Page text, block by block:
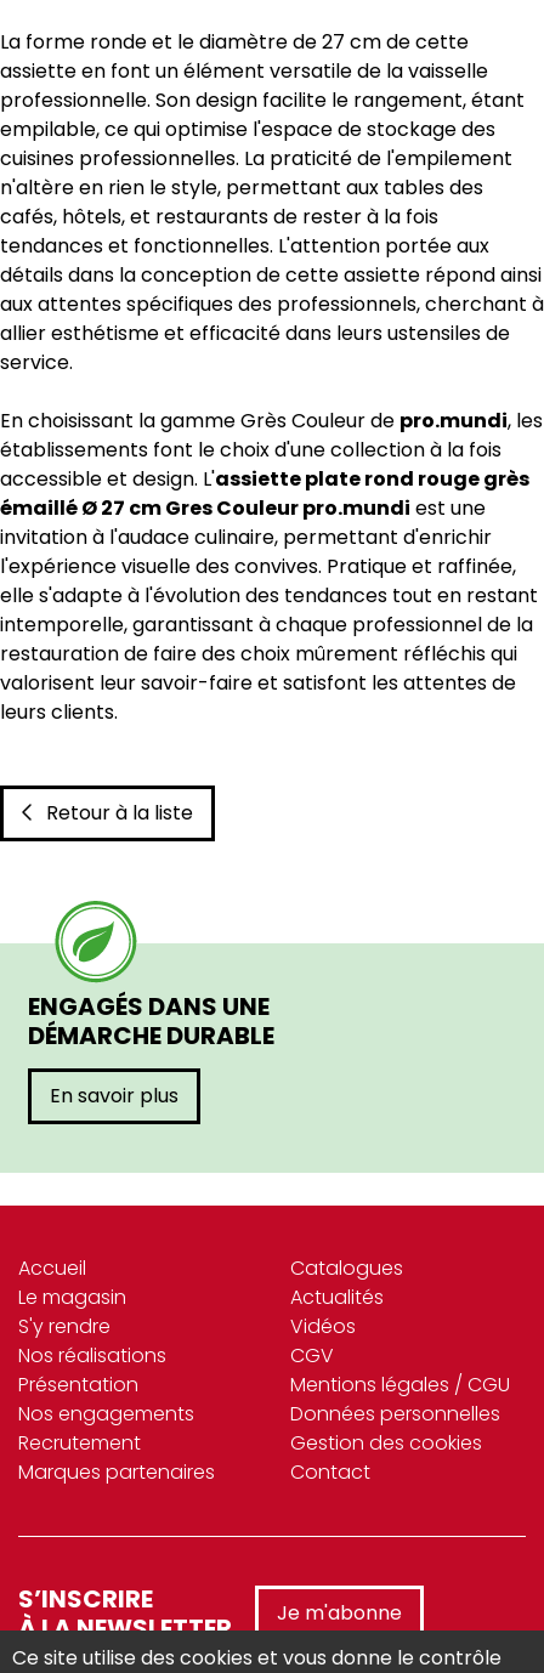
La forme ronde et le diamètre de 27 cm de cette
assiette en font un élément versatile de la vaisselle
professionnelle. Son design facilite le rangement, étant
empilable, ce qui optimise l'espace de stockage des
cuisines professionnelles. La praticité de l'empilement
n'altère en rien le style, permettant aux tables des
cafés, hôtels, et restaurants de rester à la fois
tendances et fonctionnelles. L'attention portée aux
détails dans la conception de cette assiette répond ainsi
aux attentes spécifiques des professionnels, cherchant à
allier esthétisme et efficacité dans leurs ustensiles de
service.
En choisissant la gamme Grès Couleur de pro.mundi, les
établissements font le choix d'une collection à la fois
accessible et design. L'assiette plate rond rouge grès
émaillé Ø 27 cm Gres Couleur pro.mundi est une
invitation à l'audace culinaire, permettant d'enrichir
l'expérience visuelle des convives. Pratique et raffinée,
elle s'adapte à l'évolution des tendances tout en restant
intemporelle, garantissant à chaque professionnel de la
restauration de faire des choix mûrement réfléchis qui
valorisent leur savoir-faire et satisfont les attentes de
leurs clients.
Retour à la liste
ENGAGÉS DANS UNE
DÉMARCHE DURABLE
En savoir plus
Accueil
Le magasin
S'y rendre
Nos réalisations
Présentation
Nos engagements
Recrutement
Marques partenaires
Catalogues
Actualités
Vidéos
CGV
Mentions légales / CGU
Données personnelles
Gestion des cookies
Contact
S’INSCRIRE
À LA NEWSLETTER
Je m'abonne
Ce site utilise des cookies et vous donne le contrôle